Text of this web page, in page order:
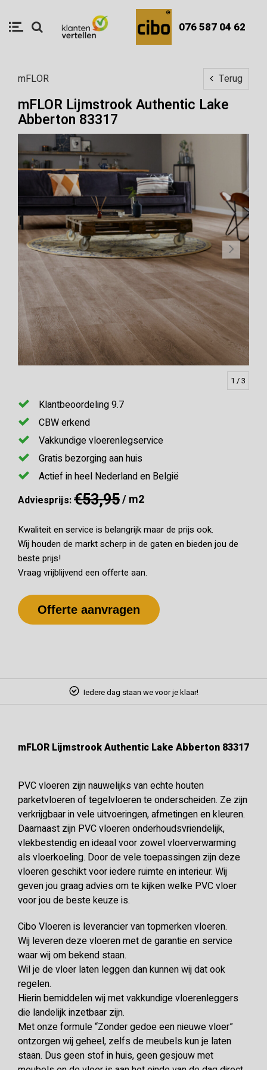
076 587 04 62
mFLOR Terug
mFLOR Lijmstrook Authentic Lake
Abberton 83317
1 / 3
Klantbeoordeling 9.7
CBW erkend
Vakkundige vloerenlegservice
Gratis bezorging aan huis
Actief in heel Nederland en België
Adviesprijs:€53,95/ m2
Kwaliteit en service is belangrijk maar de prijs ook.
Wij houden de markt scherp in de gaten en bieden jou de
beste prijs!
Vraag vrijblijvend een offerte aan.
Offerte aanvragen
Iedere dag staan we voor je klaar!
mFLOR Lijmstrook Authentic Lake Abberton 83317
PVC vloeren zijn nauwelijks van echte houten
parketvloeren of tegelvloeren te onderscheiden. Ze zijn
verkrijgbaar in vele uitvoeringen, afmetingen en kleuren.
Daarnaast zijn PVC vloeren onderhoudsvriendelijk,
vlekbestendig en ideaal voor zowel vloerverwarming
als vloerkoeling. Door de vele toepassingen zijn deze
vloeren geschikt voor iedere ruimte en interieur. Wij
geven jou graag advies om te kijken welke PVC vloer
voor jou de beste keuze is.
Cibo Vloeren is leverancier van topmerken vloeren.
Wij leveren deze vloeren met de garantie en service
waar wij om bekend staan.
Wil je de vloer laten leggen dan kunnen wij dat ook
regelen.
Hierin bemiddelen wij met vakkundige vloerenleggers
die landelijk inzetbaar zijn.
Met onze formule “Zonder gedoe een nieuwe vloer”
ontzorgen wij geheel, zelfs de meubels kun je laten
staan. Dus geen stof in huis, geen gesjouw met